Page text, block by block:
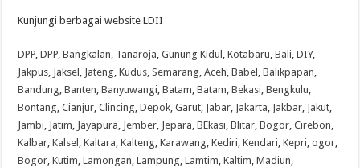
Kunjungi berbagai website LDII
DPP,DPP,Bangkalan, Tanaroja,Gunung Kidul ,Kotabaru,Bali,DIY,
Jakpus, Jaksel , Jateng,Kudus,Semarang,Aceh,Babel ,Balikpapan,
Bandung,Banten,Banyuwangi,Batam,Batam,Bekasi,Bengkulu,
Bontang,Cianjur,Clincing,Depok,Garut, Jabar, Jakarta, Jakbar, Jakut,
Jambi, Jatim, Jayapura, Jember, Jepara,BEkasi,Blitar,Bogor,Cirebon,
Kalbar,Kalsel ,Kaltara,Kalteng,Karawang,Kediri,Kendari,Kepri,ogor,
Bogor,Kutim,Lamongan,Lampung,Lamtim,Kaltim,Madiun,